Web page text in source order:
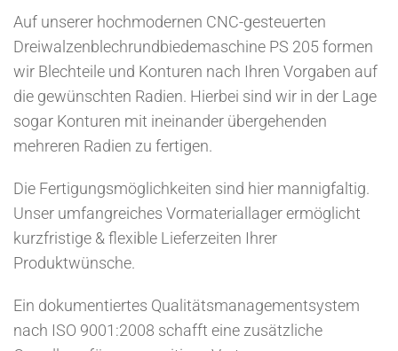
Auf unserer hochmodernen CNC-gesteuerten
Dreiwalzenblechrundbiedemaschine PS 205 formen
wir Blechteile und Konturen nach Ihren Vorgaben auf
die gewünschten Radien. Hierbei sind wir in der Lage
sogar Konturen mit ineinander übergehenden
mehreren Radien zu fertigen.
Die Fertigungsmöglichkeiten sind hier mannigfaltig.
Unser umfangreiches Vormateriallager ermöglicht
kurzfristige & flexible Lieferzeiten Ihrer
Produktwünsche.
Ein dokumentiertes Qualitätsmanagementsystem
nach ISO 9001:2008 schafft eine zusätzliche